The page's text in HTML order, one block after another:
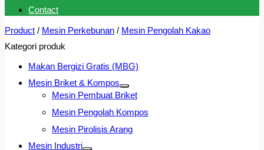
Contact
Product / Mesin Perkebunan / Mesin Pengolah Kakao
Kategori produk
Makan Bergizi Gratis (MBG)
Mesin Briket & Kompos
Mesin Pembuat Briket
Mesin Pengolah Kompos
Mesin Pirolisis Arang
Mesin Industri